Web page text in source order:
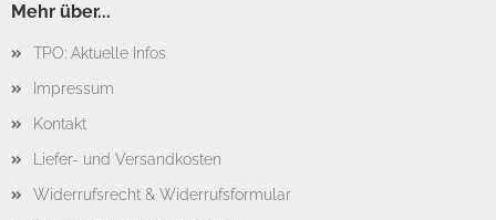
Mehr über...
TPO: Aktuelle Infos
Impressum
Kontakt
Liefer- und Versandkosten
Widerrufsrecht & Widerrufsformular